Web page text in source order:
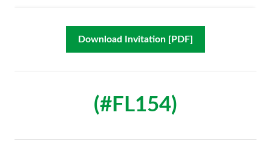
Download Invitation [PDF]
(#FL154)